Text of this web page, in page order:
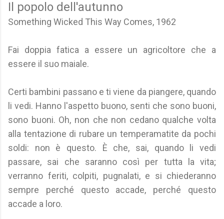
Il popolo dell'autunno
Something Wicked This Way Comes, 1962
Fai doppia fatica a essere un agricoltore che a
essere il suo maiale.
Certi bambini passano e ti viene da piangere, quando
li vedi. Hanno l'aspetto buono, senti che sono buoni,
sono buoni. Oh, non che non cedano qualche volta
alla tentazione di rubare un temperamatite da pochi
soldi: non è questo. È che, sai, quando li vedi
passare, sai che saranno così per tutta la vita;
verranno feriti, colpiti, pugnalati, e si chiederanno
sempre perché questo accade, perché questo
accade a loro.